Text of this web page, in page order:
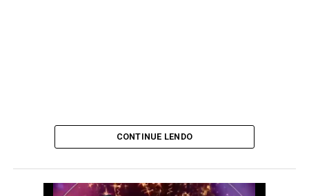
CONTINUE LENDO